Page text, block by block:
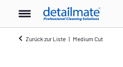
Zurück zur Liste Medium Cut